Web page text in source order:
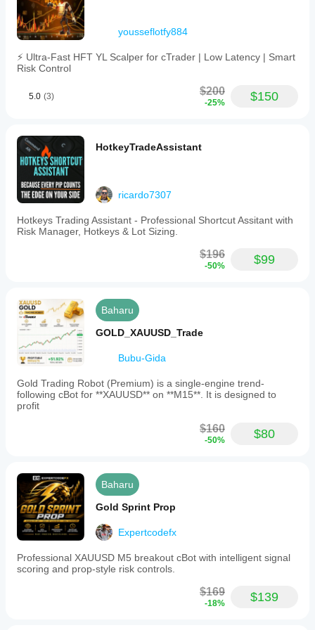
yousseflotfy884
⚡ Ultra-Fast HFT YL Scalper for cTrader | Low Latency | Smart
Risk Control
5.0 (3) $200
-25% $150
HotkeyTradeAssistant
ricardo7307
Hotkeys Trading Assistant - Professional Shortcut Assitant with
Risk Manager, Hotkeys & Lot Sizing.
$196
-50% $99
Baharu
GOLD_XAUUSD_Trade
Bubu-Gida
Gold Trading Robot (Premium) is a single-engine trend-
following cBot for **XAUUSD** on **M15**. It is designed to
profit
$160
-50% $80
Baharu
Gold Sprint Prop
Expertcodefx
Professional XAUUSD M5 breakout cBot with intelligent signal
scoring and prop-style risk controls.
$169
-18% $139